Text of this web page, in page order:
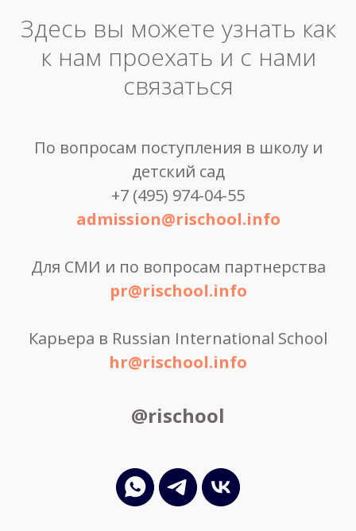
Здесь вы можете узнать как
к нам проехать и с нами
связаться
По вопросам поступления в школу и
детский сад
+7 (495) 974-04-55
admission@rischool.info
Для СМИ и по вопросам партнерства
pr@rischool.info
Карьера в Russian International School
hr@rischool.info
@rischool